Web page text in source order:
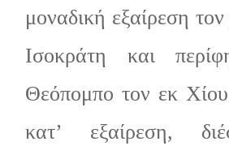
μοναδική εξαίρεση
Ισοκράτη και
Θεόπομπο τον εκ
κατ’ εξαίρεση,